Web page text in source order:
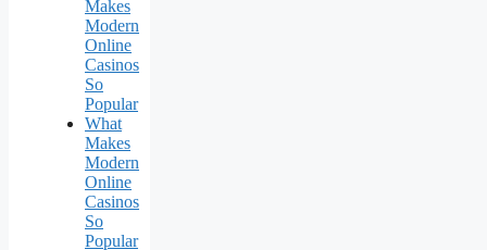
Makes
Modern
Online
Casinos
So
Popular
What
Makes
Modern
Online
Casinos
So
Popular